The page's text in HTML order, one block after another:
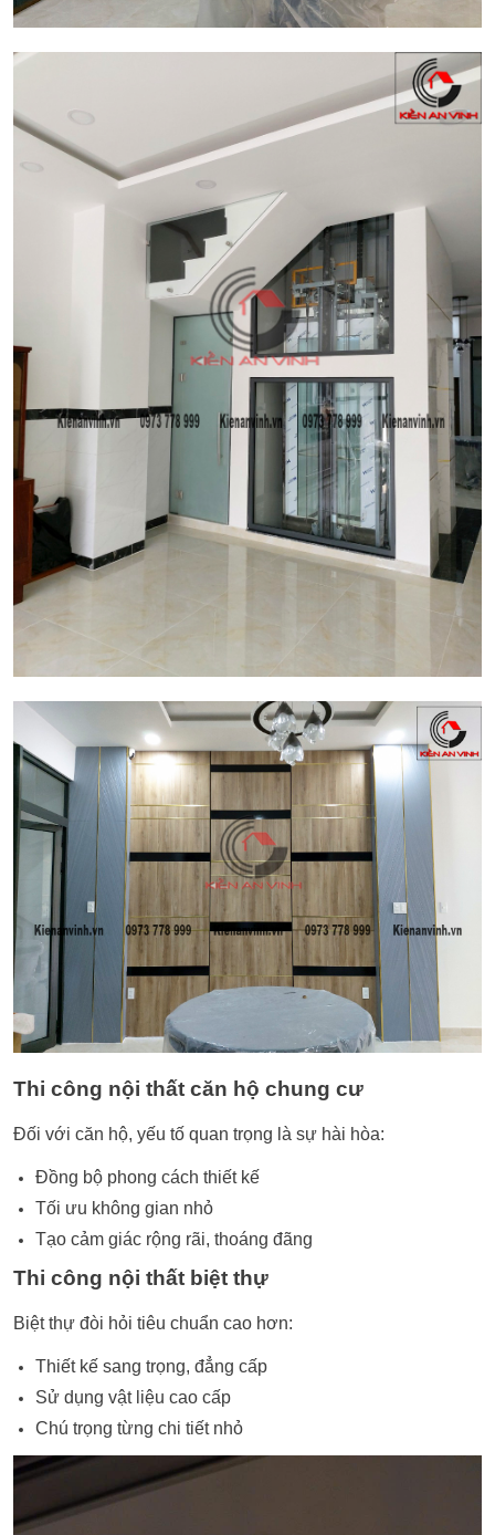
Thi công nội thất căn hộ chung cư
Đối với căn hộ, yếu tố quan trọng là sự hài hòa:
Đồng bộ phong cách thiết kế
Tối ưu không gian nhỏ
Tạo cảm giác rộng rãi, thoáng đãng
Thi công nội thất biệt thự
Biệt thự đòi hỏi tiêu chuẩn cao hơn:
Thiết kế sang trọng, đẳng cấp
Sử dụng vật liệu cao cấp
Chú trọng từng chi tiết nhỏ